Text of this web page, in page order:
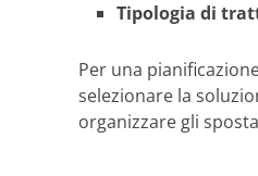
Tipologia di
Per una
selezionare la
organizzare gli